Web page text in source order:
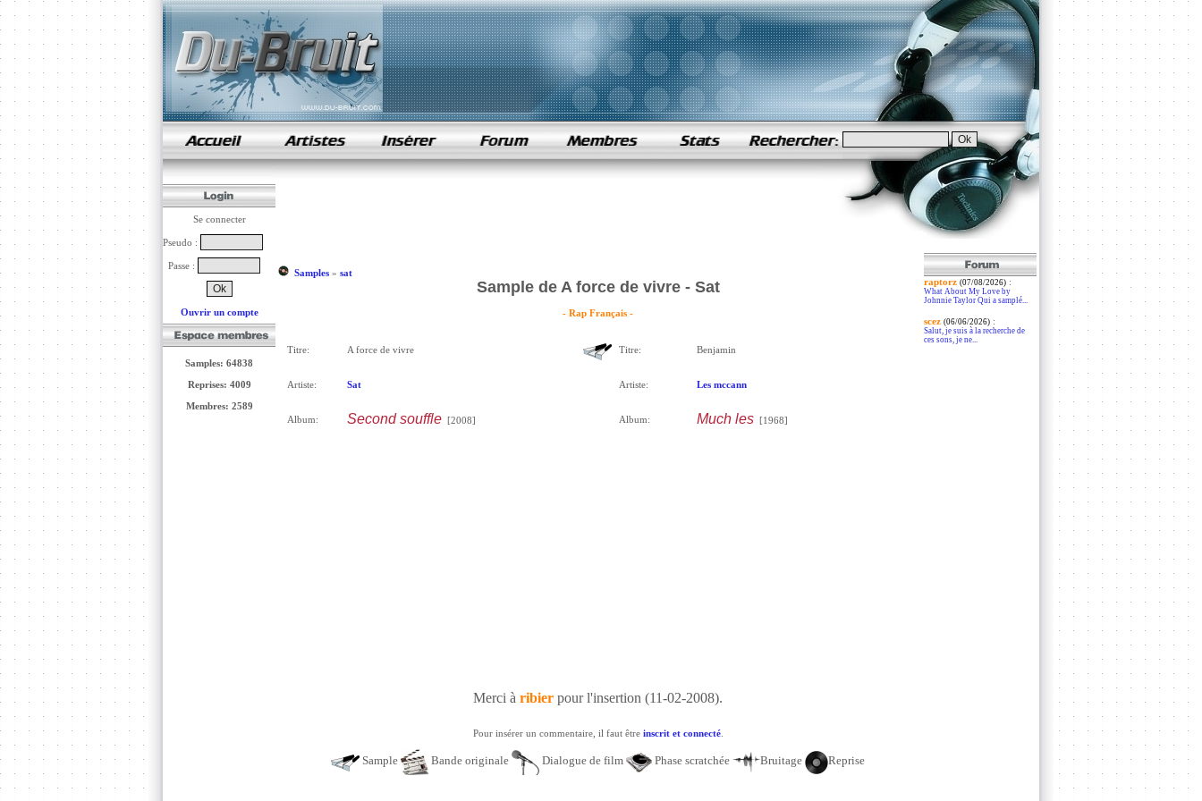
samples de rap
Se connecter
Pseudo :
Passe :
Ouvrir un compte
Samples: 64838
Reprises: 4009
Membres: 2589
Samples» sat
Sample de A force de vivre - Sat
- Rap Français -
Titre: A force de vivre
Artiste: Sat
Album: Second souffle[2008]
Titre: Benjamin
Artiste: Les mccann
Album: Much les[1968]
Merci à ribier pour l'insertion (11-02-2008).
Pour insérer un commentaire, il faut être inscrit et connecté.
Sample Bande originale Dialogue de film Phase scratchée Bruitage Reprise
raptorz (07/08/2026):
What About My Love by
Johnnie Taylor Qui a samplé...
scez (06/06/2026):
Salut, je suis à la recherche de
ces sons, je ne...